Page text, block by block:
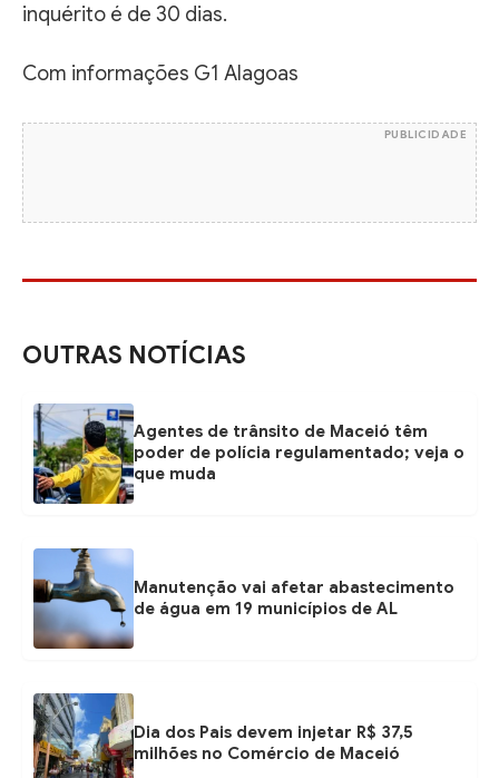
inquérito é de 30 dias.
Com informações G1 Alagoas
PUBLICIDADE
OUTRAS NOTÍCIAS
Agentes de trânsito de Maceió têm
poder de polícia regulamentado; veja o
que muda
Manutenção vai afetar abastecimento
de água em 19 municípios de AL
Dia dos Pais devem injetar R$ 37,5
milhões no Comércio de Maceió